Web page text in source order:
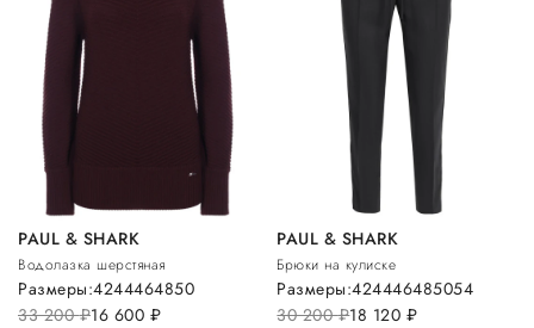
PAUL & SHARK
Водолазка шерстяная
33 200руб.16 600 руб.
Размеры:4244464850
PAUL & SHARK
Брюки на кулиске
30 200руб.18 120 руб.
Размеры:424446485054